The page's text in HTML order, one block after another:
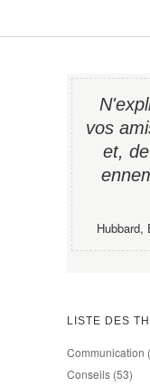
vos
et,
Hubbard,
LISTE DES
Communication
Conseils (53)